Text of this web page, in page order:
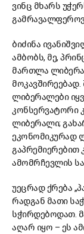
ვინც მხარს
ბიძინა
ამბობს, მე,
მართლა
მოკავშირეებად.
ლიბერალები
კონსერვატორი
ლიბერალი;
ეკონომიკურად
გაპრემიერებით
ამომრჩევლის
უეცრად ქრება
რადგან მათი
სჭირდებოდათ.
აღარ იყო – ეს